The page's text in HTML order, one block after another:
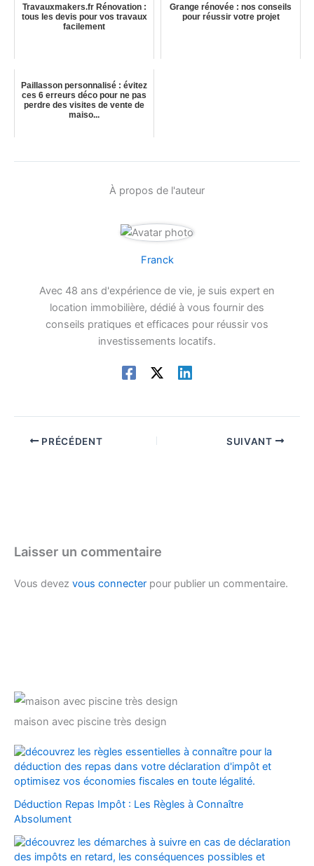
Travauxmakers.fr Rénovation :
tous les devis pour vos travaux
facilement
Grange rénovée : nos conseils
pour réussir votre projet
Paillasson personnalisé : évitez
ces 6 erreurs déco pour ne pas
perdre des visites de vente de
maiso...
À propos de l'auteur
Franck
Avec 48 ans d'expérience de vie, je suis expert en
location immobilière, dédié à vous fournir des
conseils pratiques et efficaces pour réussir vos
investissements locatifs.
PRÉCÉDENT SUIVANT
Laisser un commentaire
Vous devez vous connecter pour publier un commentaire.
maison avec piscine très design
Déduction Repas Impôt : Les Règles à Connaître
Absolument